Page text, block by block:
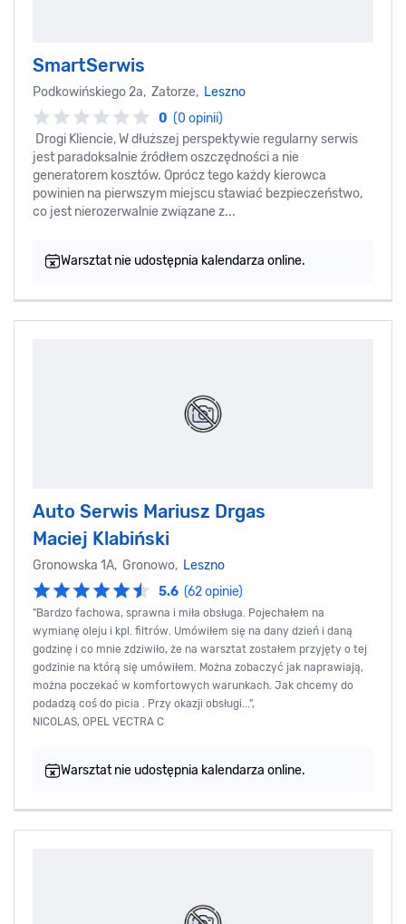
SmartSerwis
Podkowińskiego 2a, Zatorze, Leszno
0 (0 opinii)
Drogi Kliencie, W dłuższej perspektywie regularny serwis
jest paradoksalnie źródłem oszczędności a nie
generatorem kosztów. Oprócz tego każdy kierowca
powinien na pierwszym miejscu stawiać bezpieczeństwo,
co jest nierozerwalnie związane z...
Warsztat nie udostępnia kalendarza online.
Auto Serwis Mariusz Drgas
Maciej Klabiński
Gronowska 1A, Gronowo, Leszno
5.6 (62 opinie)
"Bardzo fachowa, sprawna i miła obsługa. Pojechałem na
wymianę oleju i kpl. filtrów. Umówiłem się na dany dzień i daną
godzinę i co mnie zdziwiło, że na warsztat zostałem przyjęty o tej
godzinie na którą się umówiłem. Można zobaczyć jak naprawiają,
można poczekać w komfortowych warunkach. Jak chcemy do
podadzą coś do picia . Przy okazji obsługi...",
NICOLAS, OPEL VECTRA C
Warsztat nie udostępnia kalendarza online.